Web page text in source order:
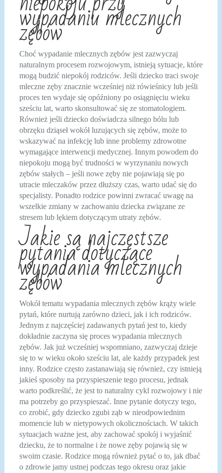
wypadaniu mlecznych
zębów
Choć wypadanie mlecznych zębów jest zazwyczaj
naturalnym procesem rozwojowym, istnieją sytuacje, które
mogą budzić niepokój rodziców. Jeśli dziecko traci swoje
mleczne zęby znacznie wcześniej niż rówieśnicy lub jeśli
proces ten wydaje się opóźniony po osiągnięciu wieku
sześciu lat, warto skonsultować się ze stomatologiem.
Również jeśli dziecko doświadcza silnego bólu lub
obrzęku dziąseł wokół luzujących się zębów, może to
wskazywać na infekcję lub inne problemy zdrowotne
wymagające interwencji medycznej. Innym powodem do
niepokoju mogą być trudności w wyrzynaniu nowych
zębów stałych – jeśli nowe zęby nie pojawiają się po
utracie mleczaków przez dłuższy czas, warto udać się do
specjalisty. Ponadto rodzice powinni zwracać uwagę na
wszelkie zmiany w zachowaniu dziecka związane ze
stresem lub lękiem dotyczącym utraty zębów.
Jakie są najczęstsze
pytania dotyczące
wypadania mlecznych
zębów
Wokół tematu wypadania mlecznych zębów krąży wiele
pytań, które nurtują zarówno dzieci, jak i ich rodziców.
Jednym z najczęściej zadawanych pytań jest to, kiedy
dokładnie zaczyna się proces wypadania mlecznych
zębów. Jak już wcześniej wspomniano, zazwyczaj dzieje
się to w wieku około sześciu lat, ale każdy przypadek jest
inny. Rodzice często zastanawiają się również, czy istnieją
jakieś sposoby na przyspieszenie tego procesu, jednak
warto podkreślić, że jest to naturalny cykl rozwojowy i nie
ma potrzeby go przyspieszać. Inne pytanie dotyczy tego,
co zrobić, gdy dziecko zgubi ząb w nieodpowiednim
momencie lub w nietypowych okolicznościach. W takich
sytuacjach ważne jest, aby zachować spokój i wyjaśnić
dziecku, że to normalne i że nowe zęby pojawią się w
swoim czasie. Rodzice mogą również pytać o to, jak dbać
o zdrowie jamy ustnej podczas tego okresu oraz jakie